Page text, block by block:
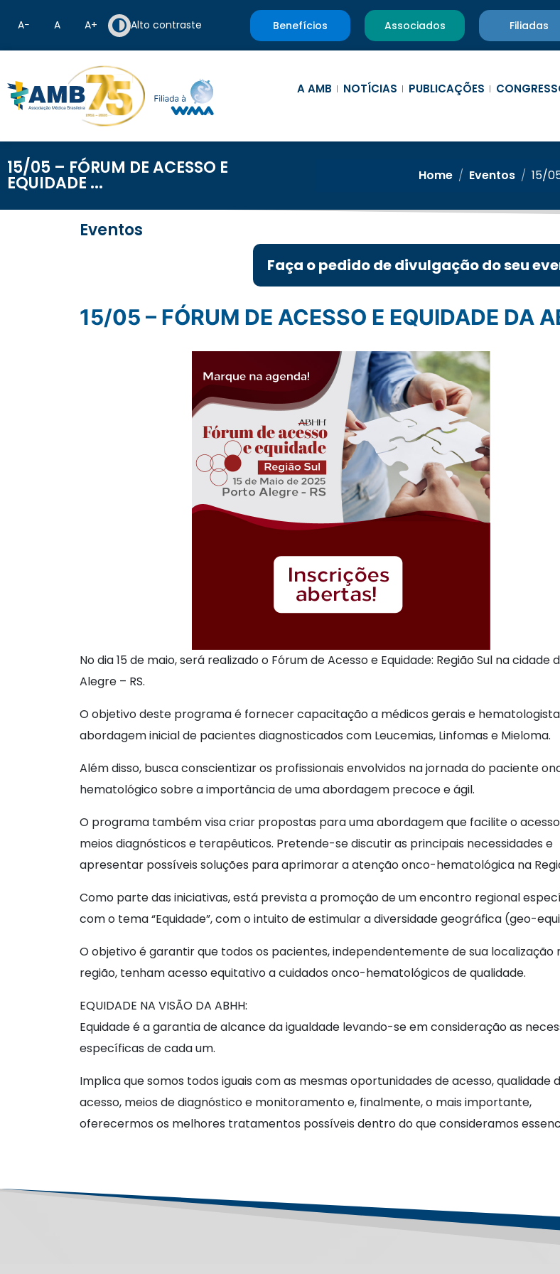
A− A A+ Alto contraste Benefícios Associados Filiadas
A AMB NOTÍCIAS PUBLICAÇÕES
15/05 – FÓRUM DE ACESSO E
EQUIDADE ... Home / Eventos / 15/
Eventos
Faça o pedido de divulgação do seu
15/05 – FÓRUM DE ACESSO E EQUIDADE DA
No dia 15 de maio, será realizado o Fórum de Acesso e Equidade: Região Sul na cidade
Alegre – RS.
O objetivo deste programa é fornecer capacitação a médicos gerais e
abordagem inicial de pacientes diagnosticados com Leucemias, Linfomas e Mieloma.
Além disso, busca conscientizar os profissionais envolvidos na jornada do paciente
hematológico sobre a importância de uma abordagem precoce e ágil.
O programa também visa criar propostas para uma abordagem que facilite o
meios diagnósticos e terapêuticos. Pretende-se discutir as principais necessidades e
apresentar possíveis soluções para aprimorar a atenção onco-hematológica na
Como parte das iniciativas, está prevista a promoção de um encontro regional
com o tema “Equidade”, com o intuito de estimular a diversidade geográfica (geo-
O objetivo é garantir que todos os pacientes, independentemente de sua localização
região, tenham acesso equitativo a cuidados onco-hematológicos de qualidade.
EQUIDADE NA VISÃO DA ABHH:
Equidade é a garantia de alcance da igualdade levando-se em consideração as
específicas de cada um.
Implica que somos todos iguais com as mesmas oportunidades de acesso, qualidade
acesso, meios de diagnóstico e monitoramento e, finalmente, o mais importante,
oferecermos os melhores tratamentos possíveis dentro do que consideramos